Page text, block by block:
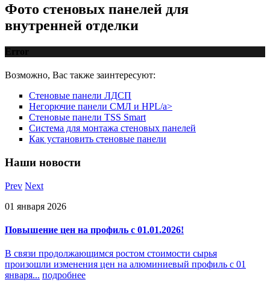
Фото стеновых панелей для
внутренней отделки
Error
Возможно, Вас также заинтересуют:
Стеновые панели ЛДСП
Негорючие панели СМЛ и HPL/a>
Стеновые панели TSS Smart
Система для монтажа стеновых панелей
Как установить стеновые панели
Наши новости
Prev Next
01 января 2026
Повышение цен на профиль с 01.01.2026!
В связи продолжающимся ростом стоимости сырья
произошли изменения цен на алюминиевый профиль с 01
января... подробнее